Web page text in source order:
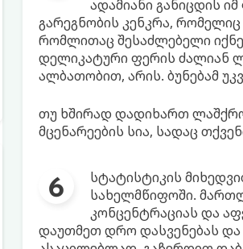
ადამიანი განიცდის
გარეგნობის კენკრა,
რომლითაც შესაძლებელი
დელიკატური ფერის ძალიან
ალბათობით, არის. ბუნებამ
თუ ხშირად დადიხართ
მცენარეების სია, სადაც
სტატისტიკის
სახელმწიფოში.
კონცენტრაციას და
დაუთმეთ დრო დასვენებას